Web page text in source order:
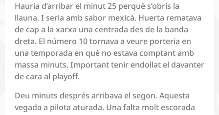
Hauria d’arribar el minut 25 perquè s’obrís la
llauna. I seria amb sabor mexicà. Huerta rematava
de cap a la xarxa una centrada des de la banda
dreta. El número 10 tornava a veure porteria en
una temporada en què no estava comptant amb
massa minuts. Important tenir endollat el davanter
de cara al playoff.
Deu minuts després arribava el segon. Aquesta
vegada a pilota aturada. Una falta molt escorada